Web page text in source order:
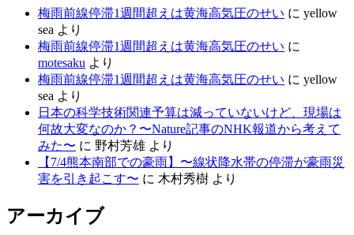
梅雨前線停滞1週間超えは黄海高気圧のせい に yellow
sea より
梅雨前線停滞1週間超えは黄海高気圧のせい に
motesaku より
梅雨前線停滞1週間超えは黄海高気圧のせい に yellow
sea より
日本の科学技術関連予算は減っていないけど、現場は
何故大変なのか？〜Nature記事のNHK報道から考えて
みた〜 に 野村芳雄 より
【7/4熊本南部での豪雨】〜線状降水帯の停滞が豪雨災
害を引き起こす〜 に 木村秀樹 より
アーカイブ